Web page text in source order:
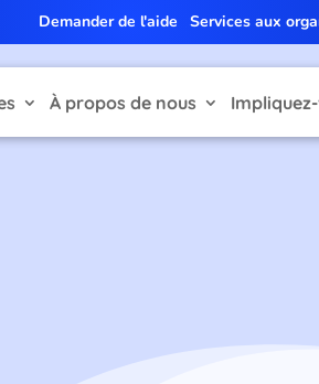
Demander de l'aide Services aux
À propos de nous